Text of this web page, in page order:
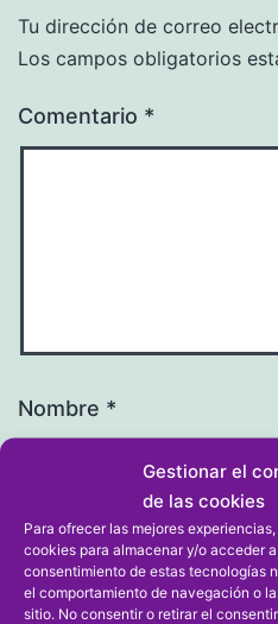
Gestionar el
de las cookies
Para ofrecer las mejores
cookies para almacenar y/o acceder
consentimiento de estas tecnologías
el comportamiento de navegación o
sitio. No consentir o retirar el
Tu dirección de correo
Los campos obligatorios
Comentario *
Nombre *
Correo electrónico*